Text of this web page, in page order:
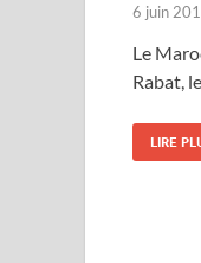
6 juin
Le
Rabat,
LIRE